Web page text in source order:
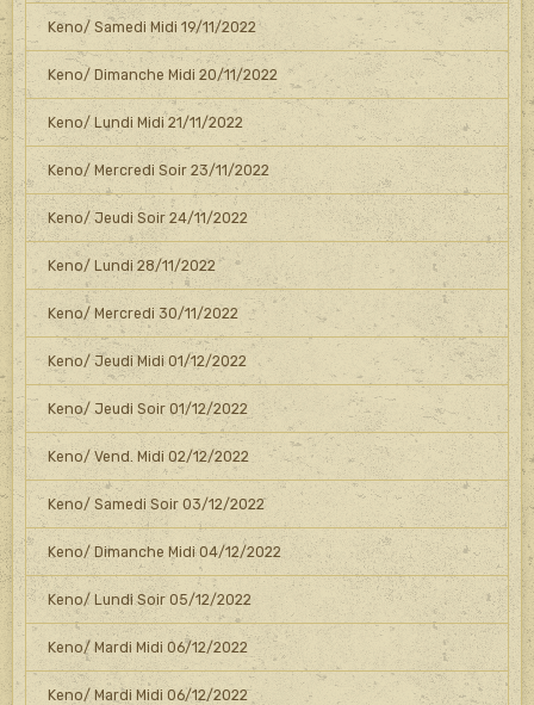
Keno/ Samedi Midi 19/11/2022
Keno/ Dimanche Midi 20/11/2022
Keno/ Lundi Midi 21/11/2022
Keno/ Mercredi Soir 23/11/2022
Keno/ Jeudi Soir 24/11/2022
Keno/ Lundi 28/11/2022
Keno/ Mercredi 30/11/2022
Keno/ Jeudi Midi 01/12/2022
Keno/ Jeudi Soir 01/12/2022
Keno/ Vend. Midi 02/12/2022
Keno/ Samedi Soir 03/12/2022
Keno/ Dimanche Midi 04/12/2022
Keno/ Lundi Soir 05/12/2022
Keno/ Mardi Midi 06/12/2022
Keno/ Mardi Midi 06/12/2022